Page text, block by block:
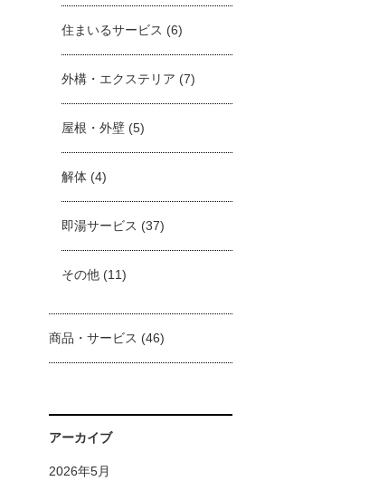
住まいるサービス (6)
外構・エクステリア (7)
屋根・外壁 (5)
解体 (4)
即湯サービス (37)
その他 (11)
商品・サービス (46)
アーカイブ
2026年5月